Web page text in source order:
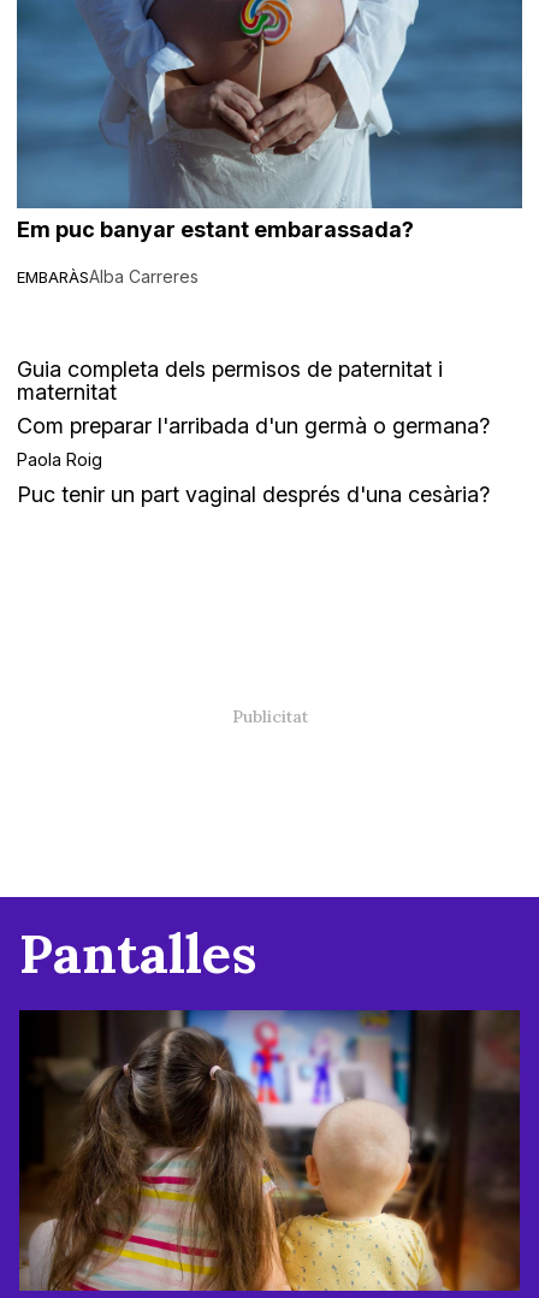
EMBARÀS
Em puc banyar estant embarassada?
Alba Carreres
Guia completa dels permisos de paternitat i
maternitat
Com preparar l'arribada d'un germà o germana?
Paola Roig
Puc tenir un part vaginal després d'una cesària?
Pantalles